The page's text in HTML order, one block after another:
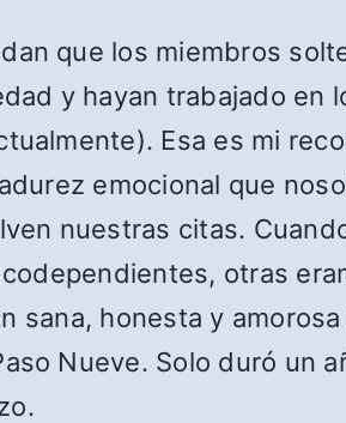
que los miembros
y hayan trabajado en
Esa es mi
emocional que
nuestras citas.
otras
sana, honesta y
Nueve. Solo duró un